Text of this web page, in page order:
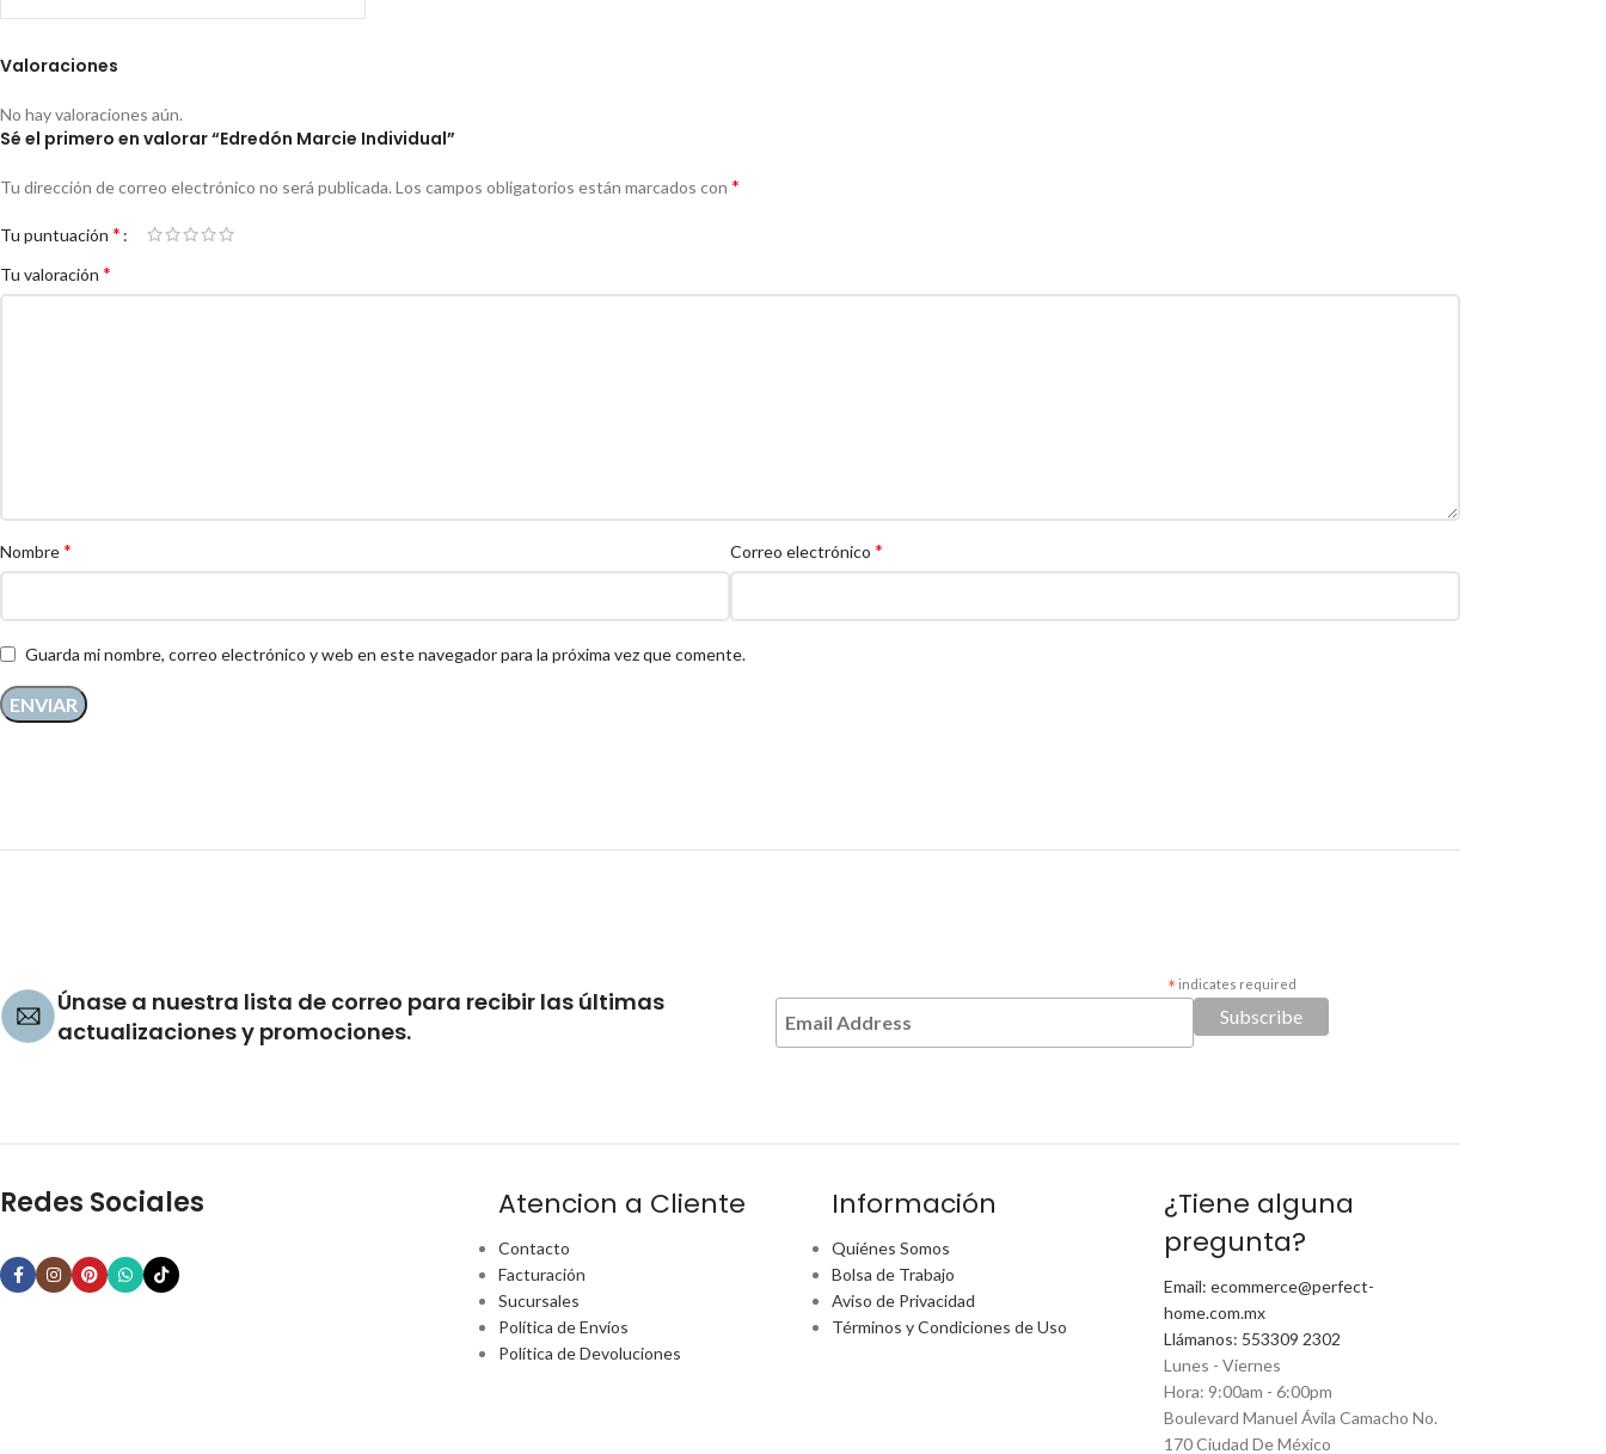
Valoraciones
No hay valoraciones aún.
Sé el primero en valorar “Edredón Marcie Individual”
Tu dirección de correo electrónico no será publicada. Los campos obligatorios están marcados con *
Tu puntuación *
Tu valoración *
Nombre* Correo electrónico *
Guarda mi nombre, correo electrónico y web en este navegador para la próxima vez que comente.
Únase a nuestra lista de correo para recibir las últimas
actualizaciones y promociones.
* indicates required
Redes Sociales Atencion a Cliente
Contacto
Facturación
Sucursales
Política de Envíos
Política de Devoluciones
Información
Quiénes Somos
Bolsa de Trabajo
Aviso de Privacidad
Términos y Condiciones de Uso
¿Tiene alguna
pregunta?
Email: ecommerce@perfect-
home.com.mx
Llámanos: 553309 2302
Lunes - Viernes
Hora: 9:00am - 6:00pm
Boulevard Manuel Ávila Camacho No.
170 Ciudad De México